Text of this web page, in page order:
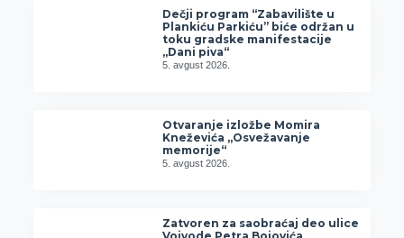
Dečji program “Zabavilište u
Plankiću Parkiću” biće održan u
toku gradske manifestacije
„Dani piva“
5. avgust 2026.
Otvaranje izložbe Momira
Kneževića „Osvežavanje
memorije“
5. avgust 2026.
Zatvoren za saobraćaj deo ulice